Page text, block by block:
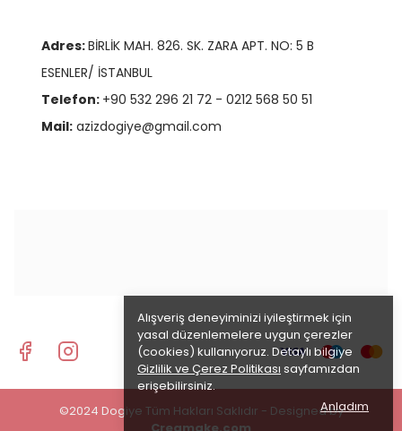
Alışveriş deneyiminizi iyileştirmek için
yasal düzenlemelere uygun çerezler
(cookies) kullanıyoruz. Detaylı bilgiye
Gizlilik ve Çerez Politikası sayfamızdan
erişebilirsiniz.
Anladım
Adres:BİRLİK MAH. 826. SK. ZARA APT. NO: 5 B
ESENLER/ İSTANBUL
Telefon: +90 532 296 21 72 - 0212 568 50 51
Mail: azizdogiye@gmail.com
©2024 Dogiye Tüm Hakları Saklıdır - Designed by